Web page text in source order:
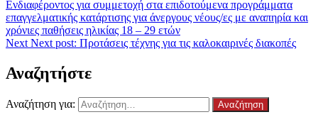
Ενδιαφέροντος για συμμετοχή στα επιδοτούμενα προγράμματα
επαγγελματικής κατάρτισης για άνεργους νέους/ες με αναπηρία και
χρόνιες παθήσεις ηλικίας 18 – 29 ετών
Next Next post: Προτάσεις τέχνης για τις καλοκαιρινές διακοπές
Αναζητήστε
Αναζήτηση για: